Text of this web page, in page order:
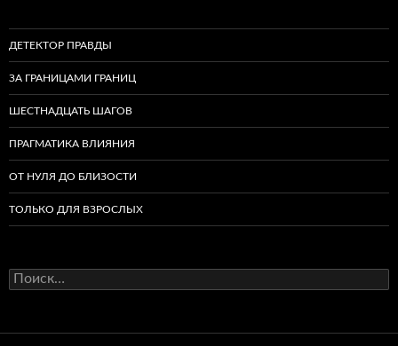
ДЕТЕКТОР ПРАВДЫ
ЗА ГРАНИЦАМИ ГРАНИЦ
ШЕСТНАДЦАТЬ ШАГОВ
ПРАГМАТИКА ВЛИЯНИЯ
ОТ НУЛЯ ДО БЛИЗОСТИ
ТОЛЬКО ДЛЯ ВЗРОСЛЫХ
Найти: